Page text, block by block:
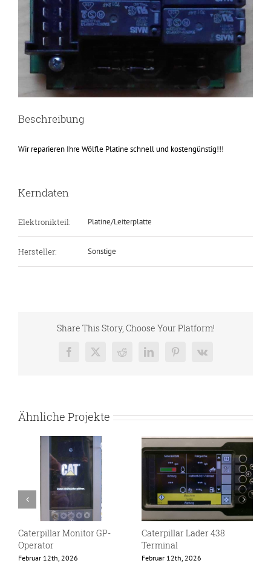
Beschreibung
Wir reparieren Ihre Wölfle Platine schnell und kostengünstig!!!
Kerndaten
Elektronikteil: Platine/Leiterplatte
Hersteller: Sonstige
Share This Story, Choose Your Platform!
Facebook
X RedditLinkedInPinterest
Vk
Ähnliche Projekte
Caterpillar Monitor GP-
Operator
Februar 12th, 2026
Caterpillar Lader 438
Terminal
Februar 12th, 2026